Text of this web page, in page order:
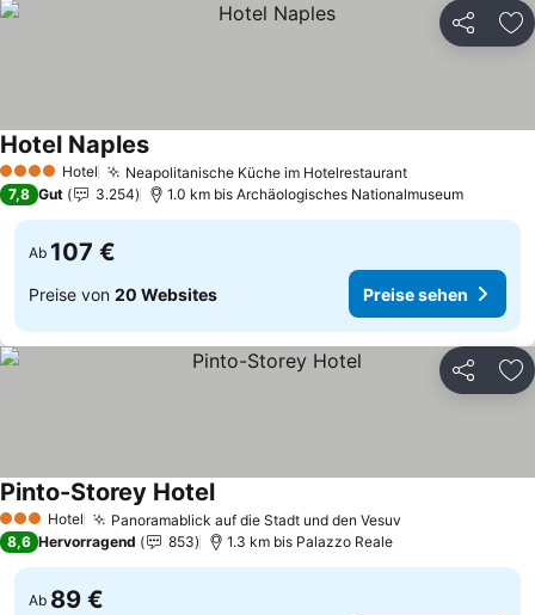
Teilen
4 Sterne Hotel Neapolitanische Küche im HotelrestaurantPreise sehen
Hotel NaplesPreise sehen
7,8 Gut 3.254 1.0 km bis Archäologisches Nationalmuseum
Ab 107 €
Preise von 20 Websites Preise sehen
Teilen
3 SterneHotel Panoramablick auf die Stadt und den Vesuv
Pinto-Storey HotelPreise sehen
8,6 Hervorragend 853 1.3 km bis Palazzo Reale
Ab 89 €